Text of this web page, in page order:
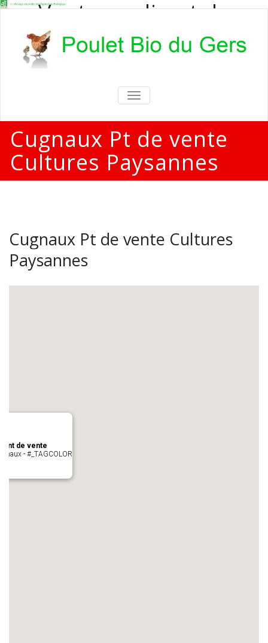
Vente en direct de
poulets bio
Vente en direct de poulets bio aux
particuliers et professionnels
TOGGLE
NAVIGATION
Cugnaux Pt de vente
Cultures Paysannes
Cugnaux Pt de vente Cultures
Paysannes
de vente
- #_TAGCOLOR